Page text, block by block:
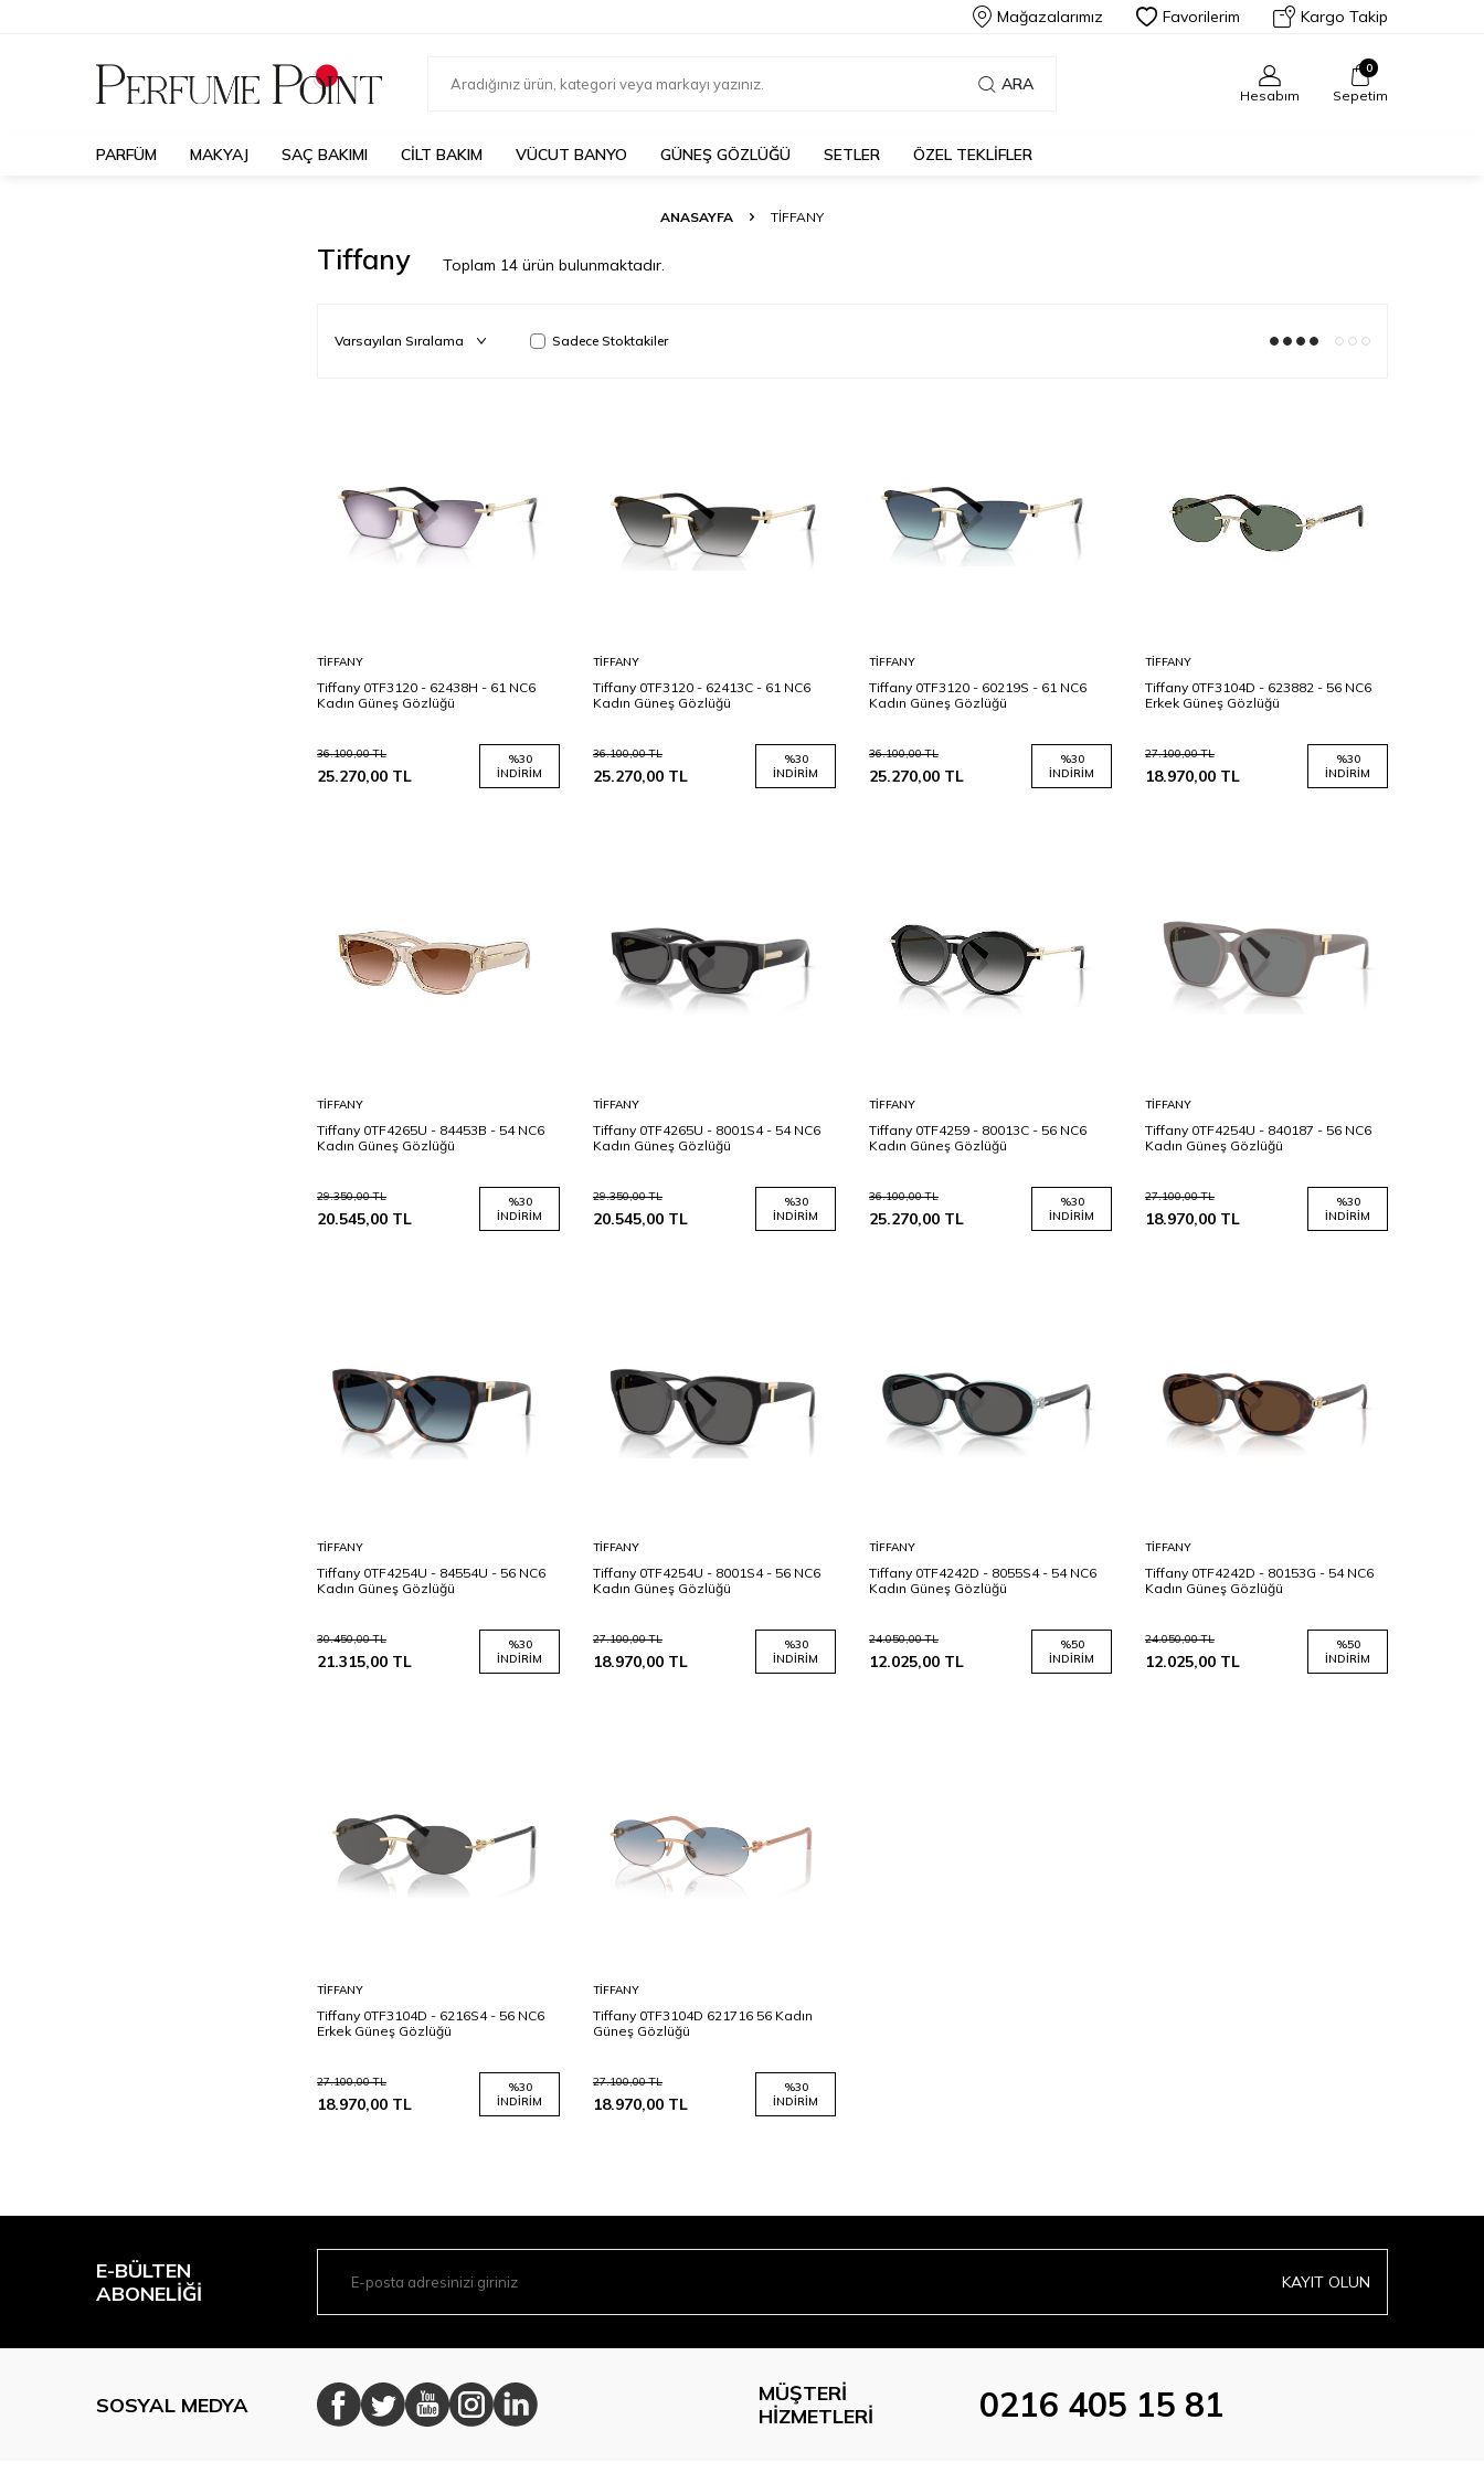
Mağazalarımız Favorilerim Kargo Takip
ARA
Hesabım
0
Sepetim
PARFÜM MAKYAJ SAÇ BAKIMI CILT BAKIM VÜCUT BANYO GÜNEŞ GÖZLÜĞÜ SETLER ÖZEL TEKLIFLER
ANASAYFA TIFFANY
Tiffany Toplam 14 ürün bulunmaktadır.
Sadece Stoktakiler
TIFFANY
Tiffany 0TF3120 - 62438H - 61 NC6
Kadın Güneş Gözlüğü
36.100,00TL
25.270,00 TL
%30
İNDIRIM
TIFFANY
Tiffany 0TF3120 - 62413C - 61 NC6
Kadın Güneş Gözlüğü
36.100,00TL
25.270,00 TL
%30
İNDIRIM
TIFFANY
Tiffany 0TF3120 - 60219S - 61 NC6
Kadın Güneş Gözlüğü
36.100,00TL
25.270,00 TL
%30
İNDIRIM
TIFFANY
Tiffany 0TF3104D - 623882 - 56 NC6
Erkek Güneş Gözlüğü
27.100,00TL
18.970,00 TL
%30
İNDIRIM
TIFFANY
Tiffany 0TF4265U - 84453B - 54 NC6
Kadın Güneş Gözlüğü
29.350,00TL
20.545,00 TL
%30
İNDIRIM
TIFFANY
Tiffany 0TF4265U - 8001S4 - 54 NC6
Kadın Güneş Gözlüğü
29.350,00TL
20.545,00 TL
%30
İNDIRIM
TIFFANY
Tiffany 0TF4259 - 80013C - 56 NC6
Kadın Güneş Gözlüğü
36.100,00TL
25.270,00 TL
%30
İNDIRIM
TIFFANY
Tiffany 0TF4254U - 840187 - 56 NC6
Kadın Güneş Gözlüğü
27.100,00TL
18.970,00 TL
%30
İNDIRIM
TIFFANY
Tiffany 0TF4254U - 84554U - 56 NC6
Kadın Güneş Gözlüğü
30.450,00TL
21.315,00 TL
%30
İNDIRIM
TIFFANY
Tiffany 0TF4254U - 8001S4 - 56 NC6
Kadın Güneş Gözlüğü
27.100,00TL
18.970,00 TL
%30
İNDIRIM
TIFFANY
Tiffany 0TF4242D - 8055S4 - 54 NC6
Kadın Güneş Gözlüğü
24.050,00TL
12.025,00 TL
%50
İNDIRIM
TIFFANY
Tiffany 0TF4242D - 80153G - 54 NC6
Kadın Güneş Gözlüğü
24.050,00TL
12.025,00 TL
%50
İNDIRIM
TIFFANY
Tiffany 0TF3104D - 6216S4 - 56 NC6
Erkek Güneş Gözlüğü
27.100,00TL
18.970,00 TL
%30
İNDIRIM
TIFFANY
Tiffany 0TF3104D 621716 56 Kadın
Güneş Gözlüğü
27.100,00TL
18.970,00 TL
%30
İNDIRIM
E-BÜLTEN
ABONELIĞI
KAYIT OLUN
SOSYAL MEDYA
MÜŞTERI
HIZMETLERI
0216 405 15 81